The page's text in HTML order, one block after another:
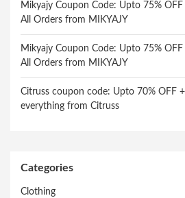
Mikyajy Coupon Code: Upto 75%
All Orders from MIKYAJY
Mikyajy Coupon Code: Upto 75%
All Orders from MIKYAJY
Citruss coupon code: Upto 70% OFF
everything from Citruss
Categories
Clothing